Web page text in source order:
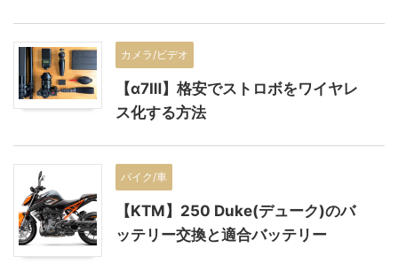
カメラ/ビデオ
【α7Ⅲ】格安でストロボをワイヤレ
ス化する方法
バイク/車
【KTM】250 Duke(デューク)のバ
ッテリー交換と適合バッテリー